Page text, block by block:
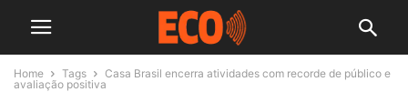
Home Tags
Casa Brasil encerra atividades com recorde de público e
avaliação positiva